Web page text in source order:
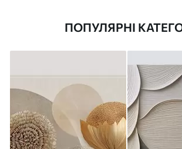
ПОПУЛЯРНІ